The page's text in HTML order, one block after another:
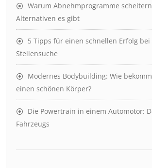
Warum Abnehmprogramme
Alternativen es gibt
5 Tipps für einen schnellen Erfolg
Stellensuche
Modernes Bodybuilding: Wie
einen schönen Körper?
Die Powertrain in einem Automotor:
Fahrzeugs